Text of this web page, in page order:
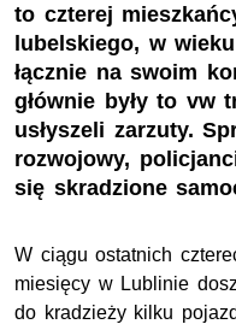
to czterej
lubelskiego, w
łącznie na swoim
głównie były to vw
usłyszeli zarzuty.
rozwojowy,
się skradzione
W ciągu ostatnich
miesięcy w Lublinie
do kradzieży kilku